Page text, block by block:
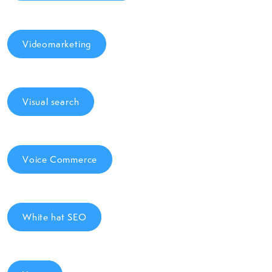
Videomarketing
Visual search
Voice Commerce
White hat SEO